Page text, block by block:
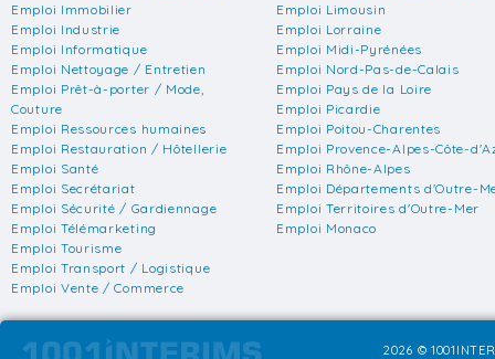
Emploi Immobilier
Emploi Industrie
Emploi Informatique
Emploi Nettoyage / Entretien
Emploi Prêt-à-porter / Mode,
Couture
Emploi Ressources humaines
Emploi Restauration / Hôtellerie
Emploi Santé
Emploi Secrétariat
Emploi Sécurité / Gardiennage
Emploi Télémarketing
Emploi Tourisme
Emploi Transport / Logistique
Emploi Vente / Commerce
Emploi Limousin
Emploi Lorraine
Emploi Midi-Pyrénées
Emploi Nord-Pas-de-Calais
Emploi Pays de la Loire
Emploi Picardie
Emploi Poitou-Charentes
Emploi Provence-Alpes-Côte-
Emploi Rhône-Alpes
Emploi Départements d'Outre-
Emploi Territoires d'Outre-Mer
Emploi Monaco
2026 ©